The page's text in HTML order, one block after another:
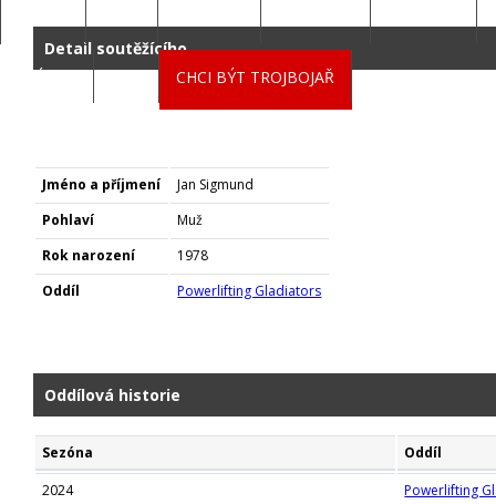
ČLÁNKY LIVE CHCI BÝT TROJBOJAŘ
Detail soutěžícího
Jméno a příjmení
Jan Sigmund
Pohlaví
Muž
Rok narození
1978
Oddíl
Powerlifting Gladiators
Oddílová historie
Sezóna
Oddíl
2024
Powerlifting